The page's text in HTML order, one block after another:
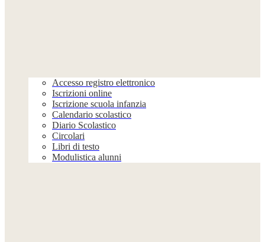
Accesso registro elettronico
Iscrizioni online
Iscrizione scuola infanzia
Calendario scolastico
Diario Scolastico
Circolari
Libri di testo
Modulistica alunni